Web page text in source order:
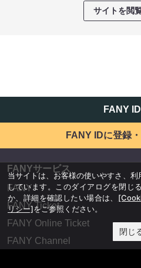
サイトを閲
FANY
FANY IDに登録
FANYサービス
FANY
FANY Ticket
FANY Online Ticket
FANY Channel
当サイトは、お客様の使いやすさ、
しています。このダイアログを閉じ
か、詳細を確認したい場合は、
リシー]をご参照ください。
閉じ